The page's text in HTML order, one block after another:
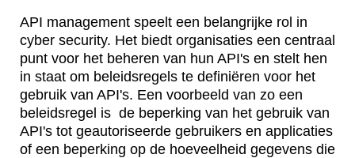
API management speelt een belangrijke rol in
cyber security. Het biedt organisaties een centraal
punt voor het beheren van hun API's en stelt hen
in staat om beleidsregels te definiëren voor het
gebruik van API's. Een voorbeeld van zo een
beleidsregel is de beperking van het gebruik van
API's tot geautoriseerde gebruikers en applicaties
of een beperking op de hoeveelheid gegevens die